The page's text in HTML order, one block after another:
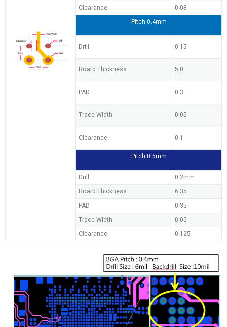
Clearance
0.08
Pitch 0.4mm
Drill 0.15
Board Thickness 5.0
PAD 0.3
Trace Width 0.05
Clearance 0.1
Pitch 0.5mm
Drill
0.2mm
Board Thickness
6.35
PAD
0.35
Trace Width
0.05
Clearance
0.125